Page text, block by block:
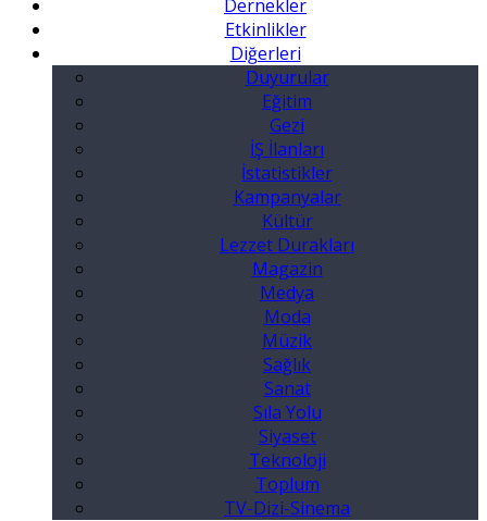
Dernekler
Etkinlikler
Diğerleri
Duyurular
Eğitim
Gezi
İŞ İlanları
İstatistikler
Kampanyalar
Kültür
Lezzet Durakları
Magazin
Medya
Moda
Müzik
Sağlık
Sanat
Sıla Yolu
Siyaset
Teknoloji
Toplum
TV-Dizi-Sinema